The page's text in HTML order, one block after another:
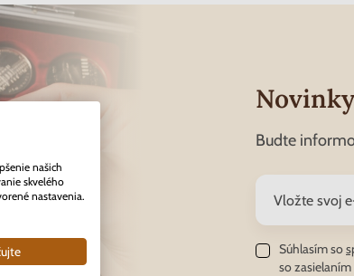
Budte
Súhlasím so
so
našich
skvelého
nastavenia.